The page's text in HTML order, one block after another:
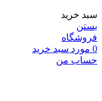
سبد خرید
بستن
فروشگاه
0 مورد سبد خرید
حساب من